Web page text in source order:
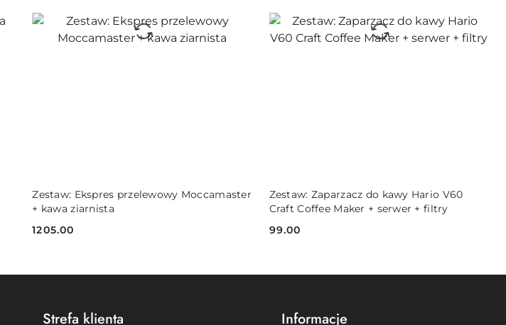
Zestaw: Ekspres przelewowy Moccamaster
+ kawa ziarnista
Cena:
1205.00
DO KOSZYKA
Zestaw: Zaparzacz do kawy Hario V60
Craft Coffee Maker + serwer + filtry
Cena:
99.00
DO KOSZYKA
Strefa klienta Informacje